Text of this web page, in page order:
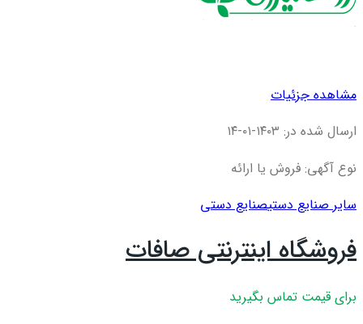
مشاهده جزئیات
ارسال شده در: ۱۴۰۳-۰۱-۱۴
نوع آگهی: فروش یا ارائه
سایر صنایع دستیصنایع دستی
فروشگاه اینترنتی صافات
برای قیمت تماس بگیرید